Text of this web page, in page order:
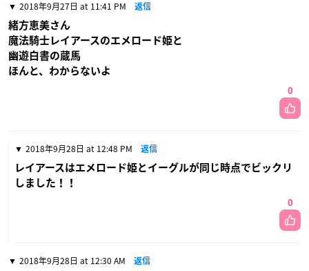
2018年9月27日 at 11:41 PM 返信
緒方恵美さん
魔法騎士レイアースのエメロード姫と
幽遊白書の蔵馬
ほんと、わからないよ
0
2018年9月28日 at 12:48 PM 返信
レイアースはエメロード姫とイーグルが同じ時点でビックリ
しました！！
0
2018年9月28日 at 12:30 AM 返信